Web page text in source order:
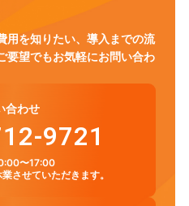
用を知りたい、導入までの流
要望でもお気軽にお問い合わ
合わせ
9721
〜17:00
させていただきます。